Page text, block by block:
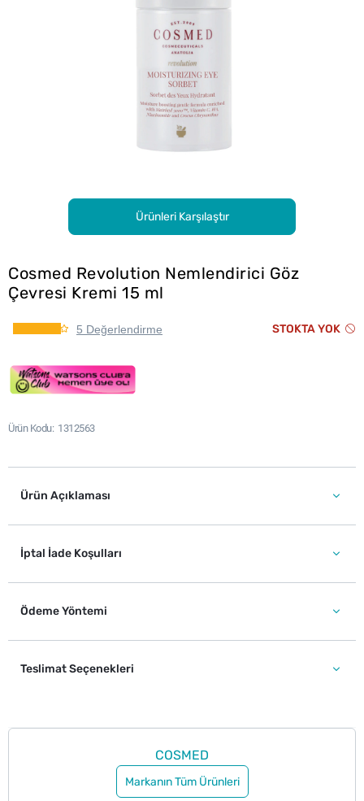
Ürünleri Karşılaştır
Cosmed Revolution Nemlendirici Göz
Çevresi Kremi 15 ml
5 Değerlendirme STOKTA YOK
Ürün Kodu 1312563
Ürün Açıklaması
İptal İade Koşulları
Ödeme Yöntemi
Teslimat Seçenekleri
COSMED
Markanın Tüm Ürünleri